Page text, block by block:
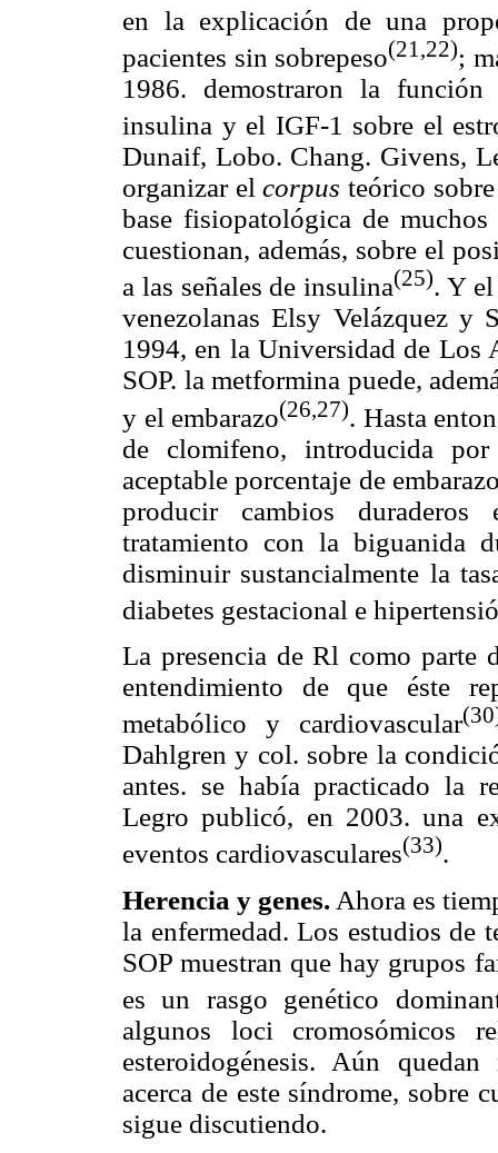
en la explicación de una
pacientes sin sobrepeso(21,22);
1986. demostraron la
insulina y el IGF-1 sobre el
Dunaif, Lobo. Chang. Givens,
organizar el corpusteórico
base fisiopatológica de
cuestionan, además, sobre el
a las señales de insulina(25). Y
venezolanas Elsy Velázquez y
1994, en la Universidad de Los
SOP. la metformina puede,
y el embarazo(26,27). Hasta
de clomifeno, introducida
aceptable porcentaje de
producir cambios
tratamiento con la biguanida
disminuir sustancialmente la
diabetes gestacional e
La presencia de Rl como parte
entendimiento de que éste
metabólico y cardiovascular
Dahlgren y col. sobre la
antes. se había practicado la
Legro publicó, en 2003. una
eventos cardiovasculares(33).
Herencia y genes. Ahora es
la enfermedad. Los estudios de
SOP muestran que hay grupos
es un rasgo genético
algunos loci cromosómicos
esteroidogénesis. Aún
acerca de este síndrome, sobre
sigue discutiendo.